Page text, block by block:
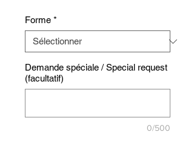
Forme *
Demande spéciale / Special request
(facultatif)
0/500